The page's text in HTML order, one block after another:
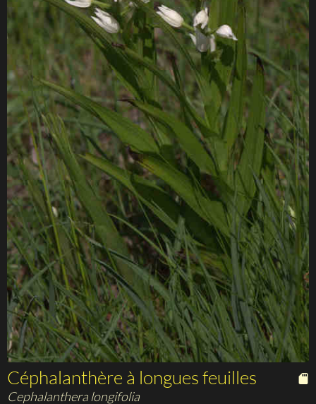
Céphalanthère à longues feuilles
Cephalanthera longifolia